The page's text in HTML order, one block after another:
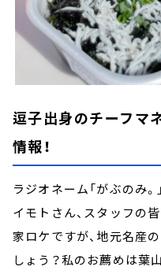
逗子出身のチーフマ
情報！
ラジオネーム「がぶのみ。
イモトさん、スタッフの
家ロケですが、地元名産
しょう？私のお薦めは葉山